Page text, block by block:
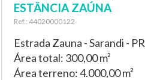
ESTÂNCIA ZAÚNA
Ref.: 44020000122
Estrada Zauna -Sarandi - PR
Área total: 300,00 m²
Área terreno: 4.000,00 m²